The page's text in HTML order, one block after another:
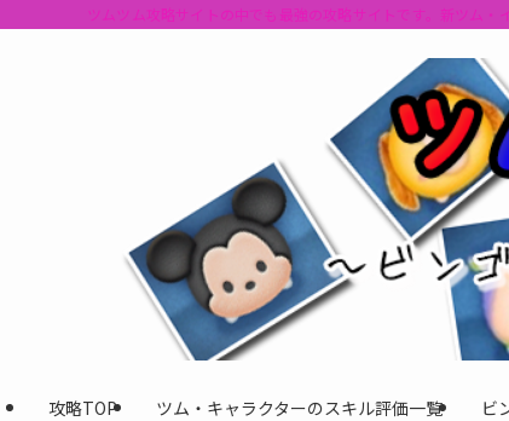
ツムツム攻略サイトの中でも最強の攻略サイトです。新ツム
攻略TOP ツム・キャラクターのスキル評価一覧 ビ